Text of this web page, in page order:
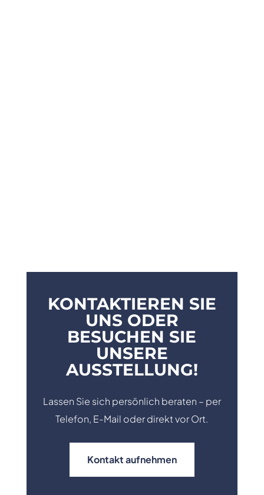
KONTAKTIEREN SIE
UNS ODER
BESUCHEN SIE
UNSERE
AUSSTELLUNG!
Lassen Sie sich persönlich beraten – per
Telefon, E-Mail oder direkt vor Ort.
Kontakt aufnehmen